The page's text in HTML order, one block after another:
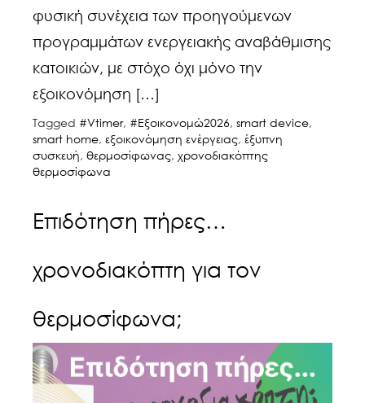
φυσική συνέχεια των προηγούμενων
προγραμμάτων ενεργειακής αναβάθμισης
κατοικιών, με στόχο όχι μόνο την
εξοικονόμηση […]
Tagged #Vtimer, #Εξοικονομώ2026, smart device,
smart home, εξοικονόμηση ενέργειας, έξυπνη
συσκευή, θερμοσίφωνας, χρονοδιακόπτης
θερμοσίφωνα
Επιδότηση πήρες…
χρονοδιακόπτη για τον
θερμοσίφωνα;